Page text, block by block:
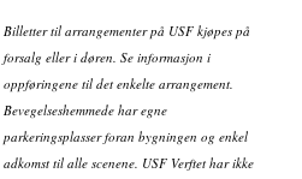
Billetter til arrangementer på USF kjøpes på
forsalg eller i døren. Se informasjon i
oppføringene til det enkelte arrangement.
Bevegelseshemmede har egne
parkeringsplasser foran bygningen og enkel
adkomst til alle scenene. USF Verftet har ikke